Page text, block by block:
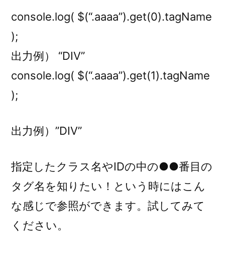
console.log( $(“.aaaa”).get(0).tagName
);
出力例） “DIV”
console.log( $(“.aaaa”).get(1).tagName
);
出力例）”DIV”
指定したクラス名やIDの中の●●番目の
タグ名を知りたい！という時にはこん
な感じで参照ができます。試してみて
ください。